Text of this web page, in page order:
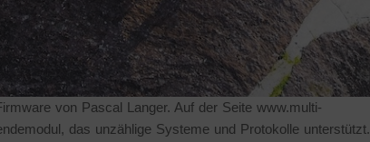
von Pascal Langer. Auf der Seite www.multi-
das unzählige Systeme und Protokolle unterstützt.